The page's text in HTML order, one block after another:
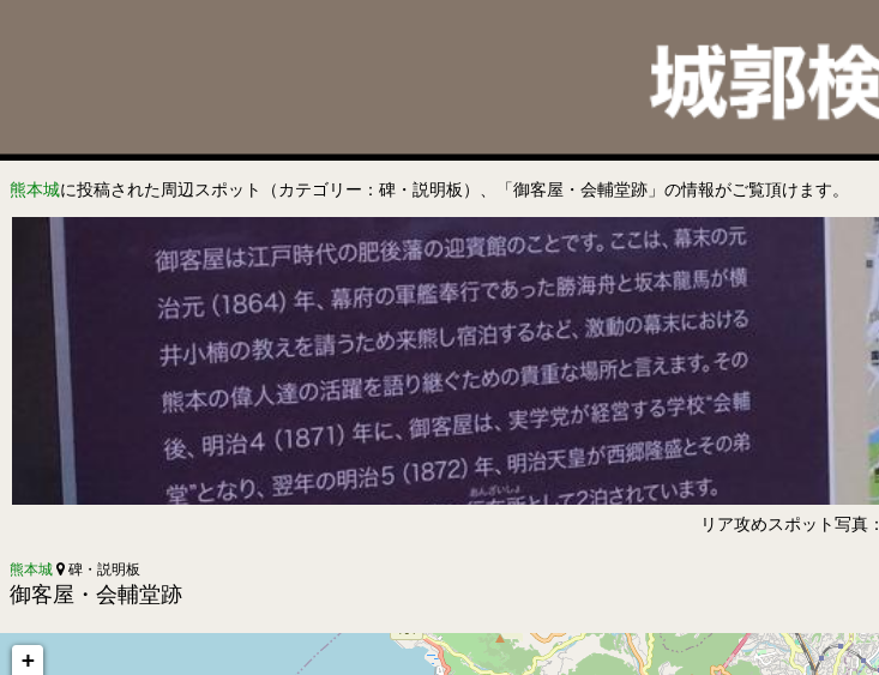
熊本城に投稿された周辺スポット（カテゴリー：碑・説明板）、「御客屋・会輔堂跡」の情報がご覧頂けます。
リア攻めスポット写真：
熊本城 碑・説明板
御客屋・会輔堂跡
+